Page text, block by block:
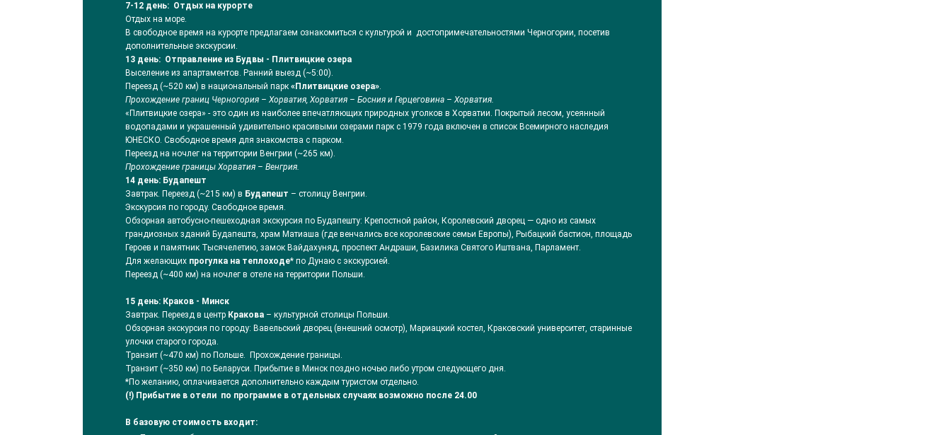
7-12 день: Отдых на курорте
Отдых на море.
В свободное время на курорте предлагаем ознакомиться с культурой и достопримечательностями Черногории, посетив
дополнительные экскурсии.
13 день: Отправление из Будвы - Плитвицкие озера
Выселение из апартаментов. Ранний выезд (~5:00).
Переезд (~520 км) в национальный парк «Плитвицкие озера».
Прохождение границ Черногория – Хорватия, Хорватия – Босния и Герцеговина – Хорватия.
«Плитвицкие озера» - это один из наиболее впечатляющих природных уголков в Хорватии. Покрытый лесом, усеянный
водопадами и украшенный удивительно красивыми озерами парк с 1979 года включен в список Всемирного наследия
ЮНЕСКО. Свободное время для знакомства с парком.
Переезд на ночлег на территории Венгрии (~265 км).
Прохождение границы Хорватия – Венгрия.
14 день: Будапешт
Завтрак. Переезд (~215 км) в Будапешт – столицу Венгрии.
Экскурсия по городу. Свободное время.
Обзорная автобусно-пешеходная экскурсия по Будапешту: Крепостной район, Королевский дворец — одно из самых
грандиозных зданий Будапешта, храм Матиаша (где венчались все королевские семьи Европы), Рыбацкий бастион, площадь
Героев и памятник Тысячелетию, замок Вайдахуняд, проспект Андраши, Базилика Святого Иштвана, Парламент.
Для желающих прогулка на теплоходе* по Дунаю с экскурсией.
Переезд (~400 км) на ночлег в отеле на территории Польши.
15 день: Краков - Минск
Завтрак. Переезд в центр Кракова – культурной столицы Польши.
Обзорная экскурсия по городу: Вавельский дворец (внешний осмотр), Мариацкий костел, Краковский университет, старинные
улочки старого города.
Транзит (~470 км) по Польше. Прохождение границы.
Транзит (~350 км) по Беларуси. Прибытие в Минск поздно ночью либо утром следующего дня.
*По желанию, оплачивается дополнительно каждым туристом отдельно.
(!) Прибытие в отели по программе в отдельных случаях возможно после 24.00
В базовую стоимость входит: